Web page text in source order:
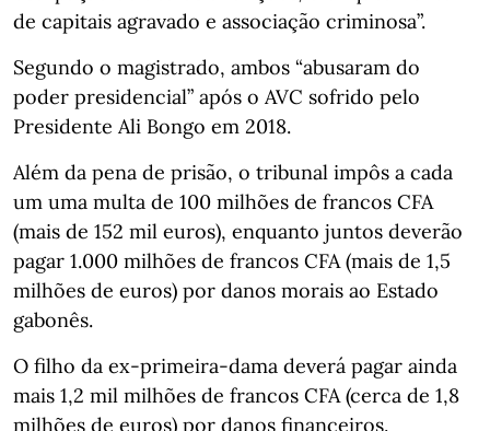
de capitais agravado e associação criminosa”.
Segundo o magistrado, ambos “abusaram do
poder presidencial” após o AVC sofrido pelo
Presidente Ali Bongo em 2018.
Além da pena de prisão, o tribunal impôs a cada
um uma multa de 100 milhões de francos CFA
(mais de 152 mil euros), enquanto juntos deverão
pagar 1.000 milhões de francos CFA (mais de 1,5
milhões de euros) por danos morais ao Estado
gabonês.
O filho da ex-primeira-dama deverá pagar ainda
mais 1,2 mil milhões de francos CFA (cerca de 1,8
milhões de euros) por danos financeiros.